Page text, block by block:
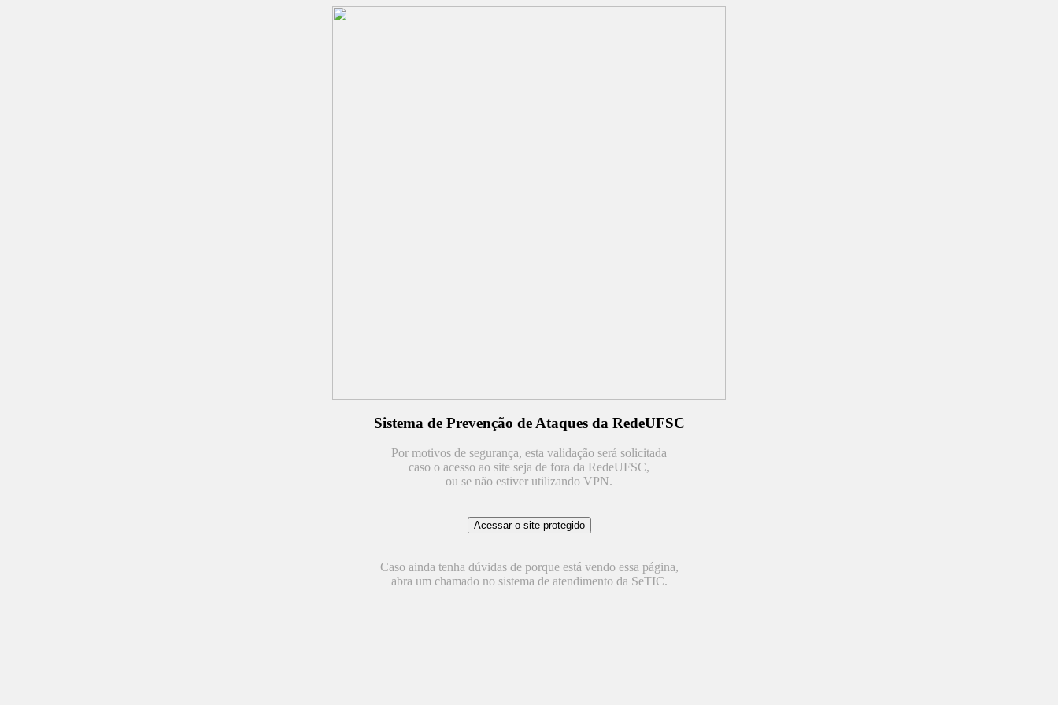
Sistema de Prevenção de Ataques da RedeUFSC
Por motivos de segurança, esta validação será solicitada
caso o acesso ao site seja de fora da RedeUFSC,
ou se não estiver utilizando VPN.
Caso ainda tenha dúvidas de porque está vendo essa página,
abra um chamado no sistema de atendimento da SeTIC.